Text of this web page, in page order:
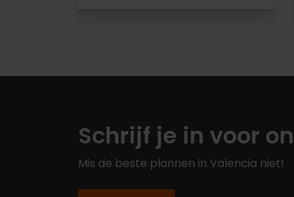
Schrijf je in voor
Mis de beste plannen in Valencia niet!